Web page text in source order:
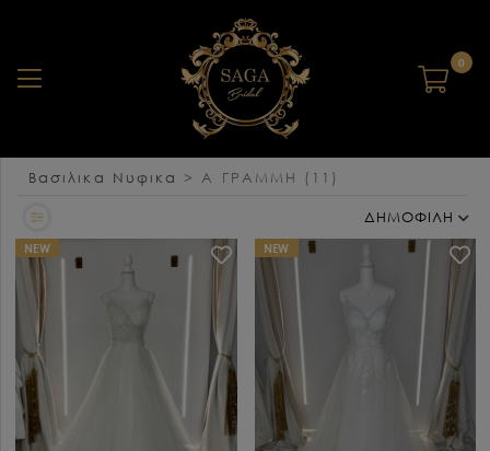
0
Βασιλικα Νυφικα > Α ΓΡΑΜΜΗ (11)
ΔΗΜΟΦΙΛΗ
NEW NEW